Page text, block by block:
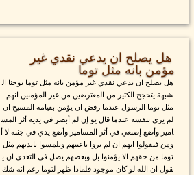
هل يصلح ان يدعي نقدي غير
مؤمن بانه مثل توما
هل يصلح ان يدعي نقدي غير مؤمن بانه مثل توما يوحنا ال
شبهة يتحجج الكثير من المعترضين من غير المؤمنين انهم
مثل توما الرسول عندما رفض ان يؤمن بقيامة المسيح ان
لم يرى بنفسه عندما قال يو إن لم أبصر في يديه أثر المس
امير وأضع إصبعي في أثر المسامير وأضع يدي في جنبه لا أ
ومن فيقولوا انهم ان لم يروا باعينهم ويلمسوا بايديهم مثل
توما من حقهم الا يؤمنوا بل وبعضهم يصل في التعدي ان ي
قول ان الله لو كان موجود فلماذا ظهر لتوما رغم انه شك